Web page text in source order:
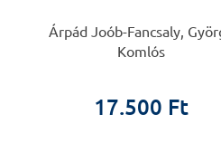
Árpád Joób-Fancsaly,
Komlós
17.500 Ft